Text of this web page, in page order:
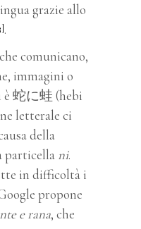
grazie allo
.
che comunicano,
immagini o
è 蛇に蛙 (hebi
letterale ci
della
particella ni.
in difficoltà i
propone
e rana, che